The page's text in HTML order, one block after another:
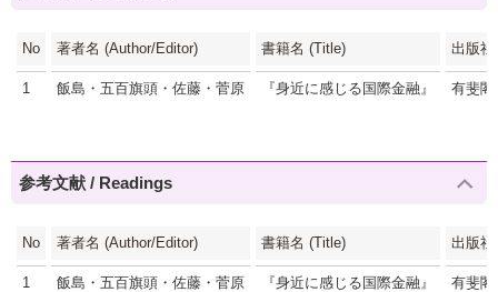
No 著者名 (Author/Editor) 書籍名 (Title) 出版社
1 飯島・五百旗頭・佐藤・菅原 『身近に感じる国際金融』 有斐閣
参考文献 / Readings
No 著者名 (Author/Editor) 書籍名 (Title) 出版社
1 飯島・五百旗頭・佐藤・菅原 『身近に感じる国際金融』 有斐閣